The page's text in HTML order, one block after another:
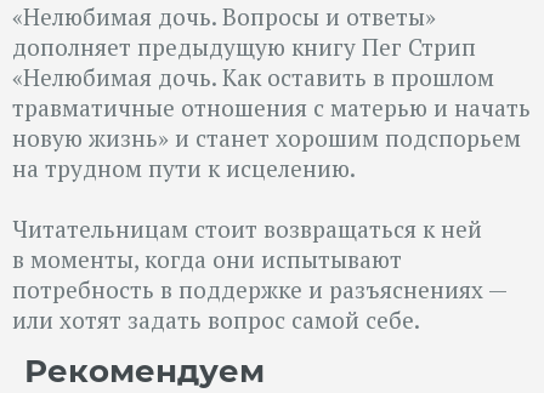
Рекомендуем
«Нелюбимая дочь. Вопросы и ответы»
дополняет предыдущую книгу Пег Стрип
«Нелюбимая дочь. Как оставить в прошлом
травматичные отношения с матерью и начать
новую жизнь» и станет хорошим подспорьем
на трудном пути к исцелению.
Читательницам стоит возвращаться к ней
в моменты, когда они испытывают
потребность в поддержке и разъяснениях —
или хотят задать вопрос самой себе.